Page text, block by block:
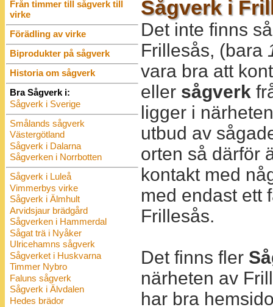
Från timmer till sågverk till
virke
Förädling av virke
Biprodukter på sågverk
Historia om sågverk
Bra Sågverk i:
Sågverk i Sverige
Smålands sågverk
Västergötland
Sågverk i Dalarna
Sågverken i Norrbotten
Sågverk i Luleå
Vimmerbys virke
Sågverk i Älmhult
Arvidsjaur brädgård
Sågverken i Hammerdal
Sågat trä i Nyåker
Ulricehamns sågverk
Sågverket i Huskvarna
Timmer Nybro
Faluns sågverk
Sågverk i Älvdalen
Hedes brädor
Sågverk i
Det inte finns
Frillesås, (bara
vara bra att
eller sågverk
ligger i
utbud av
orten så därför
kontakt med
med endast ett
Frillesås.
Det finns fler
närheten av
har bra